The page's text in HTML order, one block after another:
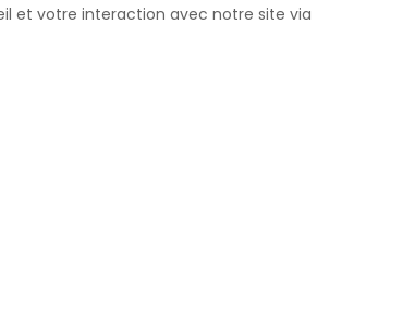
et votre interaction avec notre site via